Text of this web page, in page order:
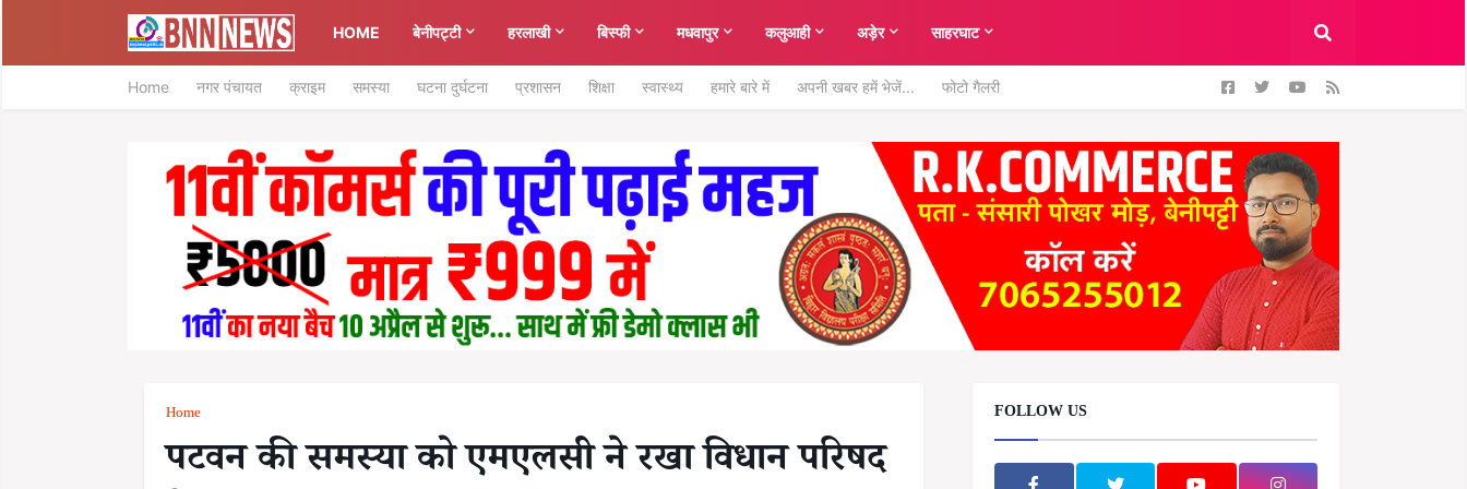
HOME बेनीपट्टी हरलाखी बिस्फी मधवापुर कलुआही अड़ेर साहरघाट
Home नगर पंचायत क्राइम समस्या घटना दुर्घटना प्रशासन शिक्षा स्वास्थ्य हमारे बारे में अपनी खबर हमें भेजें... फोटो गैलरी
Home
पटवन की समस्या को एमएलसी ने रखा विधान परिषद
FOLLOW US